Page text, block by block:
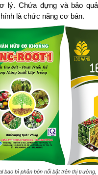
lý. Chứa đựng và bảo
là chức năng cơ bản.
bao bì phân bón nổi bật trên thị